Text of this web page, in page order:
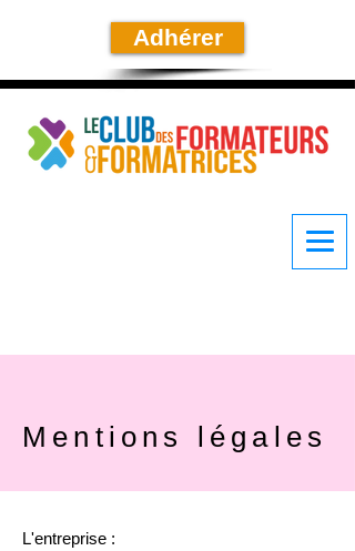
Adhérer
Mentions légales
L'entreprise :